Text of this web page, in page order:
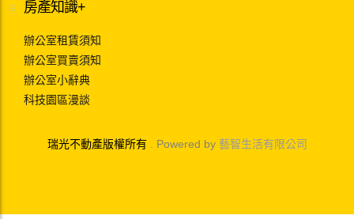
房產知識+
辦公室租賃須知
辦公室買賣須知
辦公室小辭典
科技園區漫談
瑞光不動產版權所有. Powered by 藝智生活有限公司